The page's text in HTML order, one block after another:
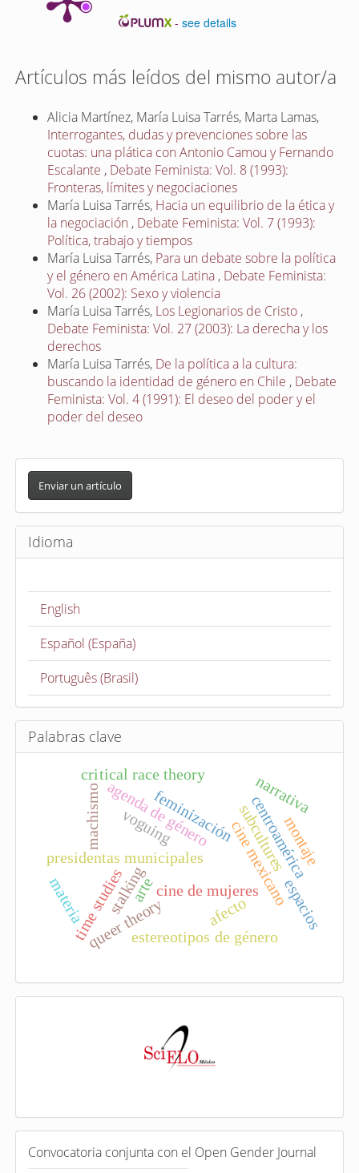
-see details
Artículos más leídos del mismo autor/a
Alicia Martínez, María Luisa Tarrés, Marta Lamas,
Interrogantes, dudas y prevenciones sobre las
cuotas: una plática con Antonio Camou y Fernando
Escalante , Debate Feminista: Vol. 8 (1993):
Fronteras, límites y negociaciones
María Luisa Tarrés, Hacia un equilibrio de la ética y
la negociación , Debate Feminista: Vol. 7 (1993):
Política, trabajo y tiempos
María Luisa Tarrés, Para un debate sobre la política
y el género en América Latina , Debate Feminista:
Vol. 26 (2002): Sexo y violencia
María Luisa Tarrés, Los Legionarios de Cristo ,
Debate Feminista: Vol. 27 (2003): La derecha y los
derechos
María Luisa Tarrés, De la política a la cultura:
buscando la identidad de género en Chile , Debate
Feminista: Vol. 4 (1991): El deseo del poder y el
poder del deseo
E
v
i
a
c
l
Enviar un artículo
Idioma
English
Español (España)
Português (Brasil)
Palabras clave
stalking
presidentas municipales cine mexicano
machismoagenda de género
feminización
cine de mujeres
voguing
queer theory
critical race theory
time studies
subcultures
afecto
estereotipos de género
materia
centroamérica
narrativa
espacios
montaje
arte
a
e
n
C
o
Convocatoria conjunta con el Open Gender Journal